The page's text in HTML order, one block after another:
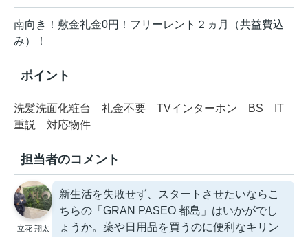
南向き！敷金礼金0円！フリーレント２ヵ月（共益費込
み）！
ポイント
洗髪洗面化粧台 礼金不要 TVインターホン BS
IT
重説
対応物件
担当者のコメント
立花 翔太
新生活を失敗せず、スタートさせたいならこ
ちらの「GRAN PASEO 都島」はいかがでし
ょうか。薬や日用品を買うのに便利なキリン